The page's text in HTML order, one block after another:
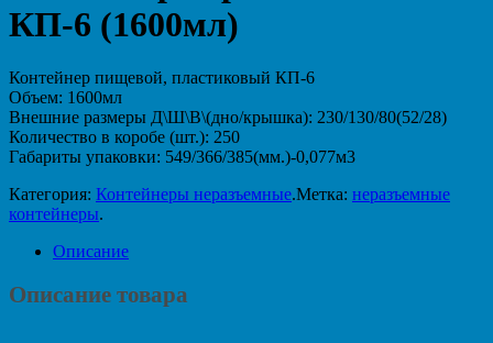
КП-6 (1600мл)
Контейнер пищевой, пластиковый КП-6
Объем: 1600мл
Внешние размеры Д\Ш\В\(дно/крышка): 230/130/80(52/28)
Количество в коробе (шт.): 250
Габариты упаковки: 549/366/385(мм.)-0,077м3
Категория: Контейнеры неразъемные.Метка: неразъемные
контейнеры.
Описание
Описание товара